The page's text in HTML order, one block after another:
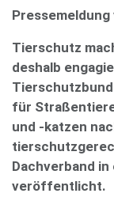
Tierschutz
deshalb
für
und -katzen
Dachverband
veröffentlicht.